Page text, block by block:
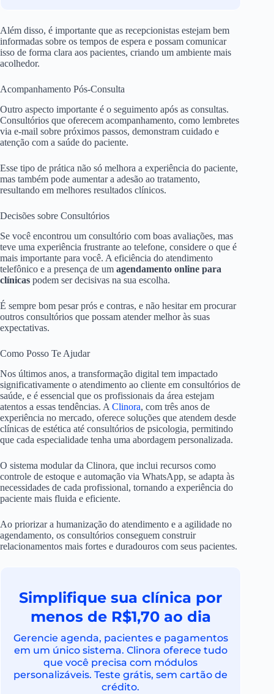
Além disso, é importante que as recepcionistas estejam bem
informadas sobre os tempos de espera e possam comunicar
isso de forma clara aos pacientes, criando um ambiente mais
acolhedor.
Acompanhamento Pós-Consulta
Outro aspecto importante é o seguimento após as consultas.
Consultórios que oferecem acompanhamento, como lembretes
via e-mail sobre próximos passos, demonstram cuidado e
atenção com a saúde do paciente.
Esse tipo de prática não só melhora a experiência do paciente,
mas também pode aumentar a adesão ao tratamento,
resultando em melhores resultados clínicos.
Decisões sobre Consultórios
Se você encontrou um consultório com boas avaliações, mas
teve uma experiência frustrante ao telefone, considere o que é
mais importante para você. A eficiência do atendimento
telefônico e a presença de um agendamento online para
clínicas podem ser decisivas na sua escolha.
É sempre bom pesar prós e contras, e não hesitar em procurar
outros consultórios que possam atender melhor às suas
expectativas.
Como Posso Te Ajudar
Nos últimos anos, a transformação digital tem impactado
significativamente o atendimento ao cliente em consultórios de
saúde, e é essencial que os profissionais da área estejam
atentos a essas tendências. A Clinora, com três anos de
experiência no mercado, oferece soluções que atendem desde
clínicas de estética até consultórios de psicologia, permitindo
que cada especialidade tenha uma abordagem personalizada.
O sistema modular da Clinora, que inclui recursos como
controle de estoque e automação via WhatsApp, se adapta às
necessidades de cada profissional, tornando a experiência do
paciente mais fluida e eficiente.
Ao priorizar a humanização do atendimento e a agilidade no
agendamento, os consultórios conseguem construir
relacionamentos mais fortes e duradouros com seus pacientes.
Simplifique sua clínica por
menos de R$1,70 ao dia
Gerencie agenda, pacientes e pagamentos
em um único sistema. Clinora oferece tudo
que você precisa com módulos
personalizáveis. Teste grátis, sem cartão de
crédito.